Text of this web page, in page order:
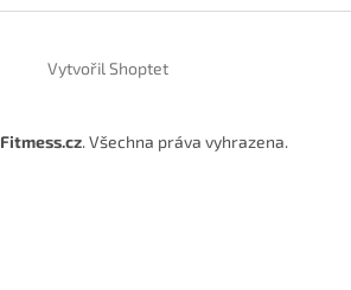
Vytvořil Shoptet
Fitmess.cz. Všechna práva vyhrazena.